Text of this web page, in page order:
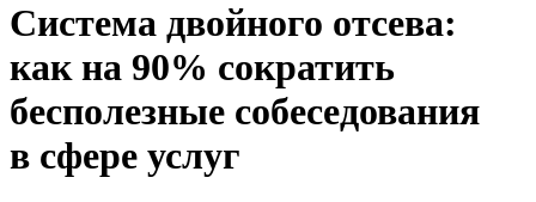
Система двойного отсева:
как на 90% сократить
бесполезные собеседования
в сфере услуг